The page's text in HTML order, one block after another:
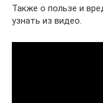
Также о пользе и
узнать из видео.